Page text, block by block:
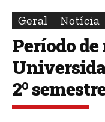
Geral Notícia
Período de
2º